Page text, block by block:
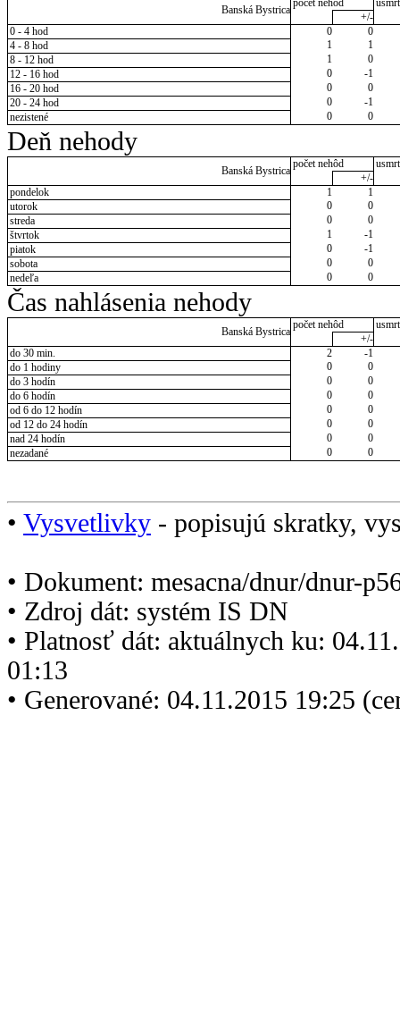
Banská Bystrica
počet nehôd
+/-
0 - 4 hod
0
0
4 - 8 hod
1
1
8 - 12 hod
1
0
12 - 16 hod
0
-1
16 - 20 hod
0
0
20 - 24 hod
0
-1
nezistené
0 0
Deň nehody
Banská Bystrica
počet nehôd
+/-
pondelok
1
1
utorok
0
0
streda
0
0
štvrtok
1
-1
piatok
0
-1
sobota
0
0
nedeľa
0 0
Čas nahlásenia nehody
Banská Bystrica
počet nehôd
+/-
do 30 min.
2
-1
do 1 hodiny
0
0
do 3 hodín
0
0
do 6 hodín
0
0
od 6 do 12 hodín
0
0
od 12 do 24 hodín
0
0
nad 24 hodín
0
0
nezadané
0 0
• Vysvetlivky - popisujú skratky,
• Dokument: mesacna/dnur/dnur-
• Zdroj dát: systém IS DN
• Platnosť dát: aktuálnych ku:
01:13
• Generované: 04.11.2015 19:25